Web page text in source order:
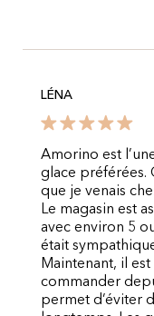
LÉNA
Amorino est
glace préférées.
que je venais
Le magasin est
avec environ 5
était
Maintenant, il
commander
permet d’éviter